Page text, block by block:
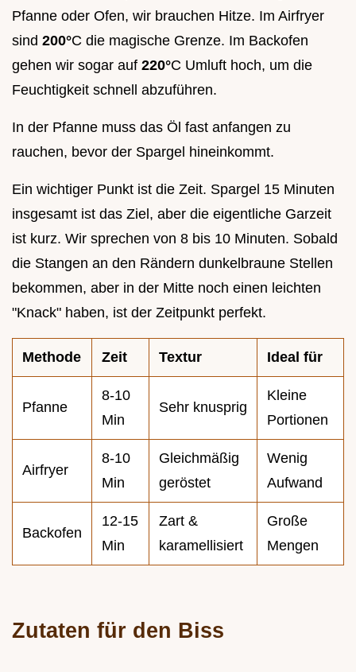
Pfanne oder Ofen, wir brauchen Hitze. Im Airfryer
sind 200°C die magische Grenze. Im Backofen
gehen wir sogar auf 220°C Umluft hoch, um die
Feuchtigkeit schnell abzuführen.
In der Pfanne muss das Öl fast anfangen zu
rauchen, bevor der Spargel hineinkommt.
Ein wichtiger Punkt ist die Zeit. Spargel 15 Minuten
insgesamt ist das Ziel, aber die eigentliche Garzeit
ist kurz. Wir sprechen von 8 bis 10 Minuten. Sobald
die Stangen an den Rändern dunkelbraune Stellen
bekommen, aber in der Mitte noch einen leichten
"Knack" haben, ist der Zeitpunkt perfekt.
Methode Zeit Textur Ideal für
Pfanne
8-10
Min
Sehr knusprig
Kleine
Portionen
Airfryer
8-10
Min
Gleichmäßig
geröstet
Wenig
Aufwand
Backofen
12-15
Min
Zart &
karamellisiert
Große
Mengen
Zutaten für den Biss